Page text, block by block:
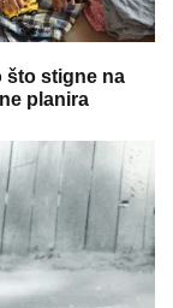
što stigne na
planira